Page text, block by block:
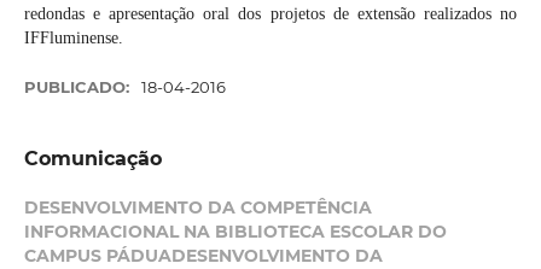
redondas e apresentação oral dos projetos de extensão realizados no
IFFluminense.
PUBLICADO: 18-04-2016
Comunicação
DESENVOLVIMENTO DA COMPETÊNCIA
INFORMACIONAL NA BIBLIOTECA ESCOLAR DO
CAMPUS PÁDUADESENVOLVIMENTO DA